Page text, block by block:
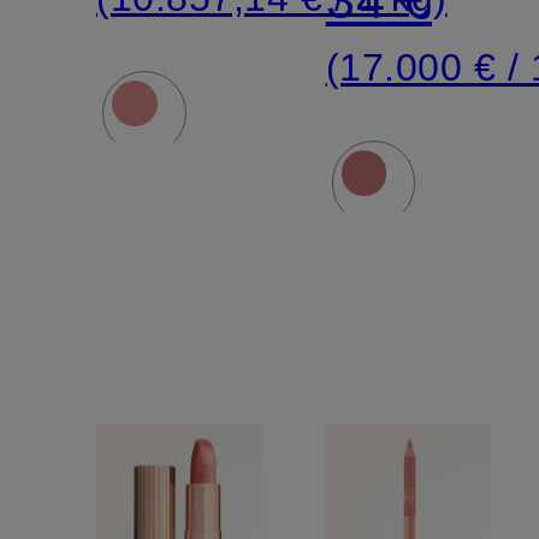
TINT
(17.000 € /